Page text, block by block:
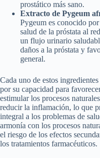
prostático más sano.
Extracto de Pygeum
Pygeum es conocido
salud de la próstata al
un flujo urinario
daños a la próstata y
general.
Cada uno de estos
por su capacidad para
estimular los procesos
reducir la inflamación, lo que
integral a los problemas de
armonía con los procesos
el riesgo de los efectos
los tratamientos farmacéuticos.